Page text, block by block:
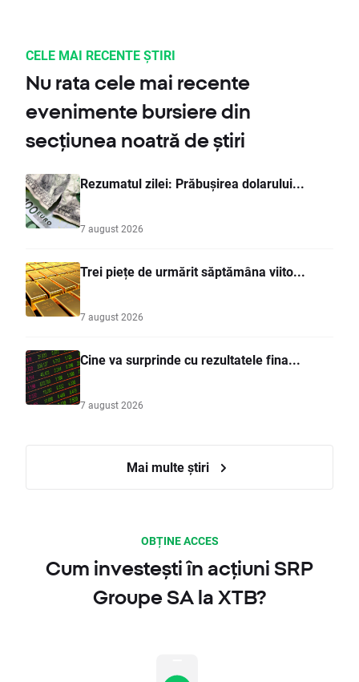
CELE MAI RECENTE ȘTIRI
Nu rata cele mai recente
evenimente bursiere din
secțiunea noatră de știri
Rezumatul zilei: Prăbușirea dolarului...
7 august 2026
Trei piețe de urmărit săptămâna viito...
7 august 2026
Cine va surprinde cu rezultatele fina...
7 august 2026
Mai multe știri
OBȚINE ACCES
Cum investești în acțiuni SRP
Groupe SA la XTB?